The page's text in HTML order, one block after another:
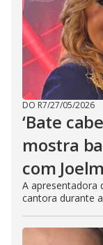
DO R7/27/05/2026
‘Bate
mostra
com
A apresentadora
cantora durante